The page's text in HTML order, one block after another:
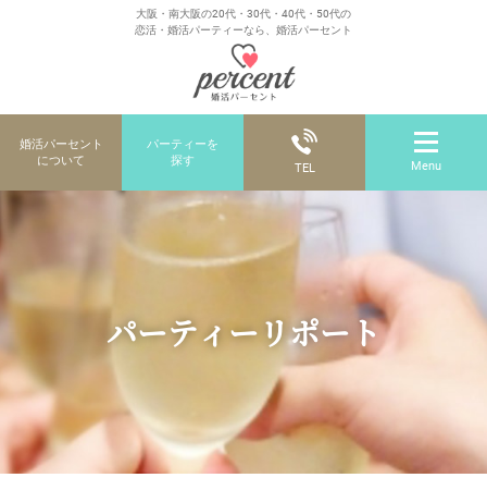
大阪・南大阪の20代・30代・40代・50代の
恋活・婚活パーティーなら、婚活パーセント
婚活パーセント
について
パーティーを
探す
TEL Menu
パーティーリポート